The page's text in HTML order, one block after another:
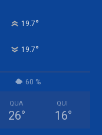
19.7°
19.7°
60 %
QUA
26°
QUI
16°